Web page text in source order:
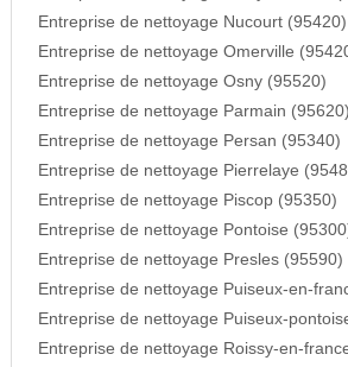
Entreprise de nettoyage Nucourt (95420)
Entreprise de nettoyage Omerville
Entreprise de nettoyage Osny (95520)
Entreprise de nettoyage Parmain (95620)
Entreprise de nettoyage Persan (95340)
Entreprise de nettoyage Pierrelaye
Entreprise de nettoyage Piscop (95350)
Entreprise de nettoyage Pontoise
Entreprise de nettoyage Presles (95590)
Entreprise de nettoyage Puiseux-en-
Entreprise de nettoyage Puiseux-
Entreprise de nettoyage Roissy-en-